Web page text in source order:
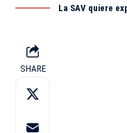
La SAV quiere
SHARE